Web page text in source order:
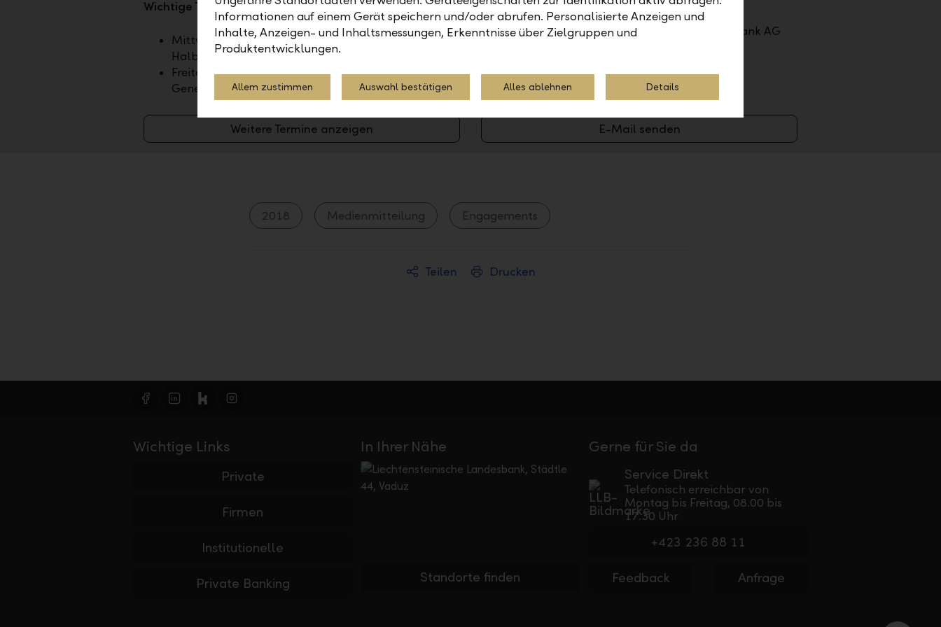
Wichtige Termine
Mittwoch, 19. August 2026, Veröffentlichung
Halbjahresergebnis 2026
Freitag, 23. April 2027, 35. ordentliche
Generalversammlung
Weitere Termine anzeigen
Kontakt
Zukunftsstiftung der Liechtensteinische Landesbank AG
Telefon +423 236 80 99
E-Mail senden
2018 Medienmitteilung Engagements
Teilen Drucken
Gerne für Sie da
Service Direkt
Telefonisch erreichbar von
Montag bis Freitag, 08.00 bis
17.30 Uhr
+423 236 88 11
Feedback Anfrage
In Ihrer Nähe
Standorte finden
Wichtige Links
Private
Firmen
Institutionelle
Private Banking
Informationen auf einem Gerät speichern und/oder abrufen. Personalisierte Anzeigen und
Inhalte, Anzeigen- und Inhaltsmessungen, Erkenntnisse über Zielgruppen und
Produktentwicklungen.
Allem zustimmen Auswahl bestätigen Alles ablehnen Details